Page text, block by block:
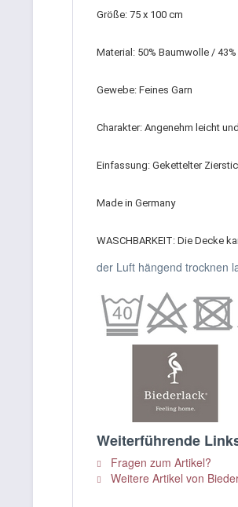
Größe: 75 x 100 cm
Material: 50% Baumwolle /
Gewebe: Feines Garn
Charakter: Angenehm leicht
Einfassung: Gekettelter
Made in Germany
WASCHBARKEIT: Die Decke
der Luft hängend trocknen
Weiterführende
Fragen zum Artikel?
Weitere Artikel von